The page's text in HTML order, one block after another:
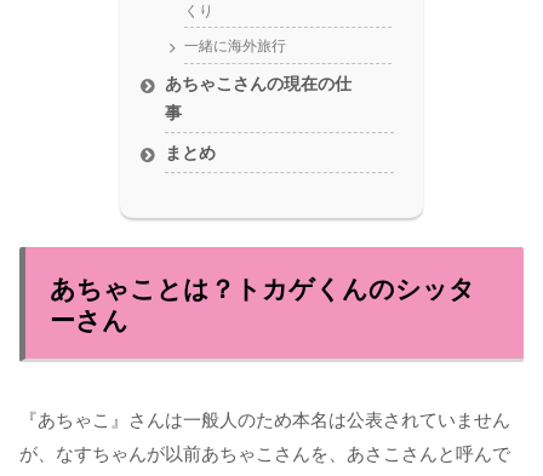
くり
一緒に海外旅行
あちゃこさんの現在の仕
事
まとめ
あちゃことは？トカゲくんのシッタ
ーさん
『あちゃこ』さんは一般人のため本名は公表されていません
が、なすちゃんが以前あちゃこさんを、あさこさんと呼んで